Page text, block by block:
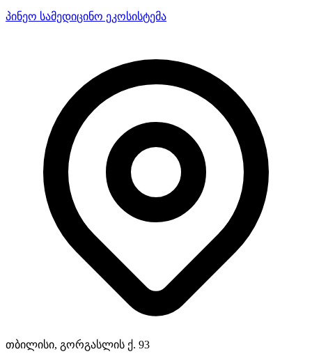
პინეო სამედიცინო ეკოსისტემა
თბილისი, გორგასლის ქ. 93